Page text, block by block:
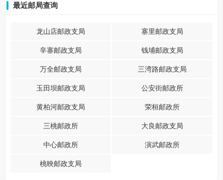
最近邮局查询
龙山店邮政支局 寨里邮政支局
辛寨邮政支局 钱埔邮政支局
万全邮政支局 三湾路邮政支局
玉田坝邮政支局 公安街邮政所
黄柏河邮政支局 荣桓邮政所
三桃邮政所 大良邮政支局
中心邮政所 演武邮政所
桃映邮政支局